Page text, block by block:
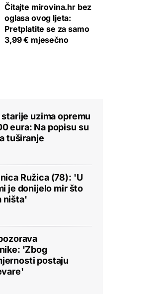
Čitajte mirovina.hr bez
oglasa ovog ljeta:
Pretplatite se za samo
3,99 € mjesečno
uzima opremu
eura: Na popisu su
tuširanje
Ružica (78): 'U
je donijelo mir što
ništa'
'Zbog
postaju